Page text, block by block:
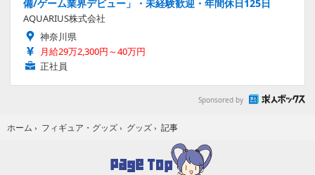
備/ゲーム業界デビュー」・未経験歓迎・年間休日125日
AQUARIUS株式会社
神奈川県
月給29万2,300円～40万円
正社員
Sponsored by
ホーム › フィギュア・グッズ › グッズ › 記事